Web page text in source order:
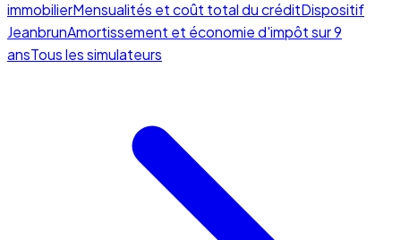
immobilierMensualités et coût total du créditDispositif
JeanbrunAmortissement et économie d'impôt sur 9
ansTous les simulateurs